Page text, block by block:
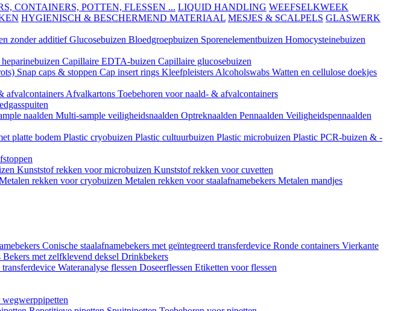
CONTAINERS, POTTEN, FLESSEN ... LIQUID HANDLING WEEFSELKWEEK
HYGIENISCH & BESCHERMEND MATERIAAL MESJES & SCALPELS GLASWERK
zonder additiefGlucosebuizen Bloedgroepbuizen Sporenelementbuizen Homocysteinebuizen
Capillaire EDTA-buizen Capillaire glucosebuizen
Snap caps & stoppen Cap insert rings Kleefpleisters Alcoholswabs Watten en cellulose doekjes
afvalcontainers Afvalkartons Toebehoren voor naald- & afvalcontainers
naalden Multi-sample veiligheidsnaalden Optreknaalden Pennaalden Veiligheidspennaalden
platte bodem Plastic cryobuizen Plastic cultuurbuizen Plastic microbuizen Plastic PCR-buizen & -
Kunststof rekken voor microbuizen Kunststof rekken voor cuvetten
rekken voor cryobuizen Metalen rekken voor staalafnamebekers Metalen mandjes
Conische staalafnamebekers met geïntegreerd transferdevice Ronde containers Vierkante
Bekers met zelfklevend deksel Drinkbekers
transferdevice Wateranalyse flessen Doseerflessen Etiketten voor flessen